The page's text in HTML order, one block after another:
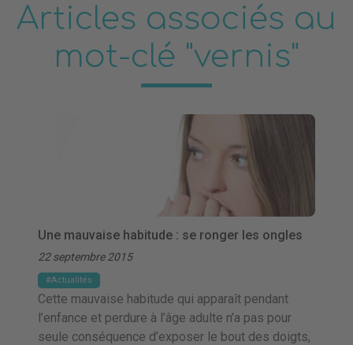
Articles associés au
mot-clé "vernis"
Une mauvaise habitude : se ronger les ongles
22 septembre 2015
Actualités
Cette mauvaise habitude qui apparaît pendant
l’enfance et perdure à l’âge adulte n’a pas pour
seule conséquence d’exposer le bout des doigts,